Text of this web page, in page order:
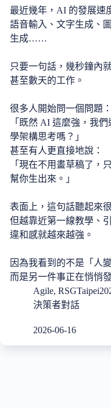
最近幾年，AI 的發展速
語音輸入、文字生成、
生成……
只要一句話，幾秒鐘內
甚至數天的工作。
很多人開始問一個問題：
「既然 AI 這麼強，我
學架構思考嗎？」
甚至有人更直接地說：
「現在不用畫草稿了，
幫你生出來。」
表面上，這句話聽起來
但越靠近第一線教學、
違和感就越來越強。
因為我看到的不是「人
而是另一件事正在悄悄
Agile,
決策者對話
2026-06-16